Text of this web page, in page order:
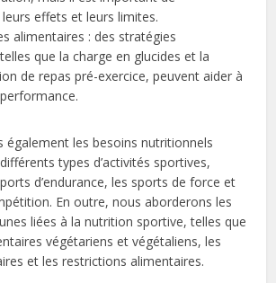
effets et leurs limites.
alimentaires : des stratégies
que la charge en glucides et la
de repas pré-exercice, peuvent aider à
également les besoins nutritionnels
types d’activités sportives,
d’endurance, les sports de force et
En outre, nous aborderons les
liées à la nutrition sportive, telles que
végétariens et végétaliens, les
et les restrictions alimentaires.